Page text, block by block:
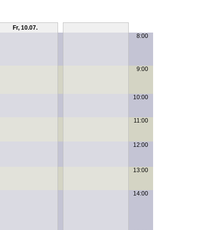
Fr, 10.07.
8:00
9:00
10:00
11:00
12:00
13:00
14:00